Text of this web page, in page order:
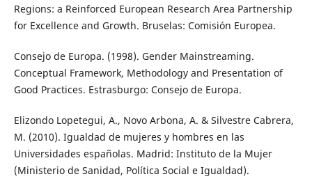
Regions: a Reinforced European Research Area Partnership
for Excellence and Growth. Bruselas: Comisión Europea.
Consejo de Europa. (1998). Gender Mainstreaming.
Conceptual Framework, Methodology and Presentation of
Good Practices. Estrasburgo: Consejo de Europa.
Elizondo Lopetegui, A., Novo Arbona, A. & Silvestre Cabrera,
M. (2010). Igualdad de mujeres y hombres en las
Universidades españolas. Madrid: Instituto de la Mujer
(Ministerio de Sanidad, Política Social e Igualdad).